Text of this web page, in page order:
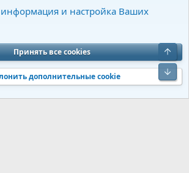
by DCom
и правила
Помощь
S
S
XenForo® © 2010-2026 XenForo Ltd. Перевод от
via s9e/MediaSites
и настройка Ваших
Принять все cookies
дополнительные cookie
Верх
Низ